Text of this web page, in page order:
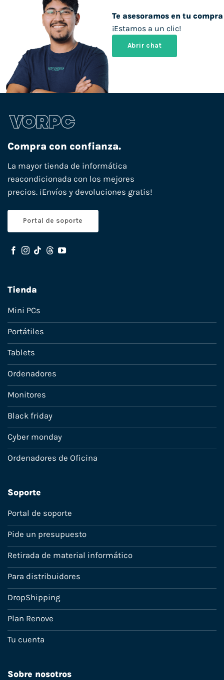
Te asesoramos en tu compra
¡Estamos a un clic!
Abrir chat
Compra con confianza.
La mayor tienda de informática
reacondicionada con los mejores
precios. ¡Envíos y devoluciones gratis!
Portal de soporte
Tienda
Mini PCs
Portátiles
Tablets
Ordenadores
Monitores
Black friday
Cyber monday
Ordenadores de Oficina
Soporte
Portal de soporte
Pide un presupuesto
Retirada de material informático
Para distribuidores
DropShipping
Plan Renove
Tu cuenta
Sobre nosotros